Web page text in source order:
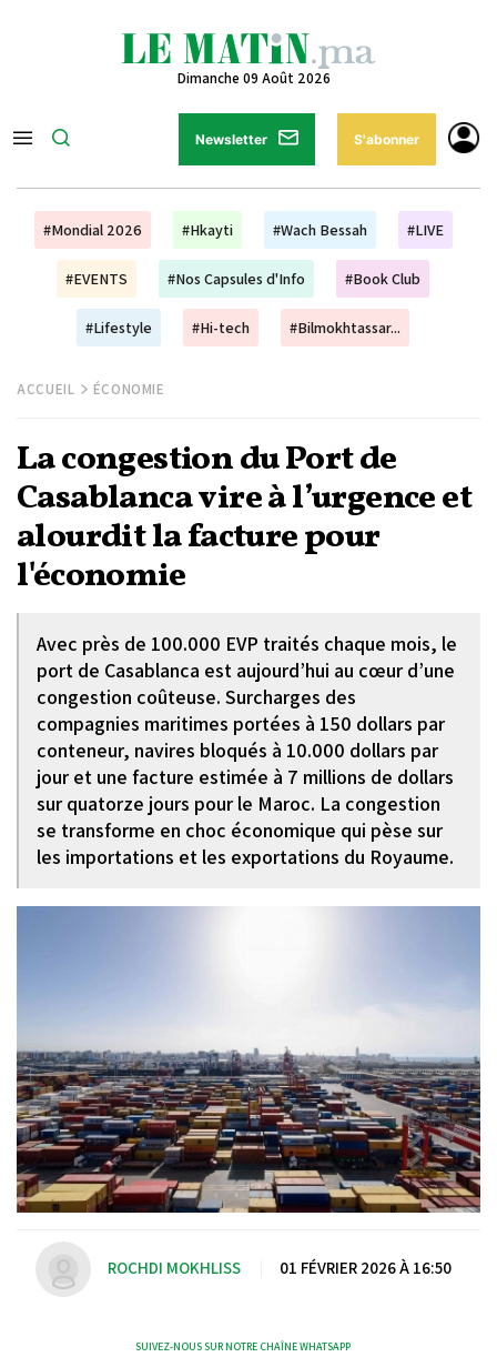
Dimanche 09 Août 2026
Newsletter S'abonner
#Mondial 2026 #Hkayti #Wach Bessah #LIVE
#EVENTS #Nos Capsules d'Info #Book Club
#Lifestyle #Hi-tech #Bilmokhtassar...
ACCUEIL ÉCONOMIE
La congestion du Port de
Casablanca vire à l’urgence et
alourdit la facture pour
l'économie
Avec près de 100.000 EVP traités chaque mois, le
port de Casablanca est aujourd’hui au cœur d’une
congestion coûteuse. Surcharges des
compagnies maritimes portées à 150 dollars par
conteneur, navires bloqués à 10.000 dollars par
jour et une facture estimée à 7 millions de dollars
sur quatorze jours pour le Maroc. La congestion
se transforme en choc économique qui pèse sur
les importations et les exportations du Royaume.
ROCHDI MOKHLISS 01 FÉVRIER 2026 À 16:50
SUIVEZ-NOUS SUR NOTRE CHAÎNE WHATSAPP